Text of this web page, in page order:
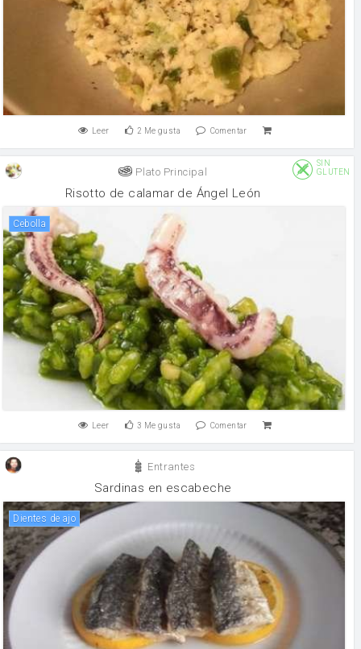
Leer 2 Me gusta Comentar
Plato Principal
SIN
GLUTEN
Risotto de calamar de Ángel León
cebolla
Leer 3 Me gusta Comentar
Entrantes
Sardinas en escabeche
Dientes de ajo